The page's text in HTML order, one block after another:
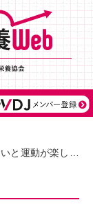
能性 思春期女子でのクロスオーバー試験